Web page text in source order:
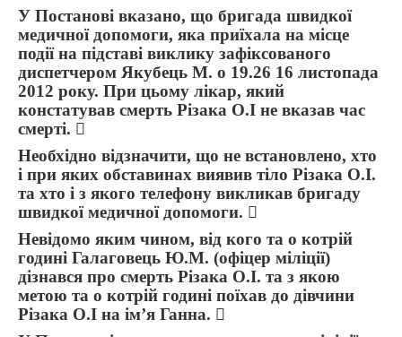
У Постанові вказано, що бригада швидкої
медичної допомоги, яка приїхала на місце
події на підставі виклику зафіксованого
диспетчером Якубець М. о 19.26 16 листопада
2012 року. При цьому лікар, який
констатував смерть Різака О.І не вказав час
смерті. 
Необхідно відзначити, що не встановлено, хто
і при яких обставинах виявив тіло Різака О.І.
та хто і з якого телефону викликав бригаду
швидкої медичної допомоги. 
Невідомо яким чином, від кого та о котрій
годині Галаговець Ю.М. (офіцер міліції)
дізнався про смерть Різака О.І. та з якою
метою та о котрій годині поїхав до дівчини
Різака О.І на ім’я Ганна. 